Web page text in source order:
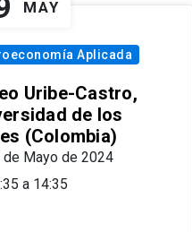
MAY
Aplicada
Uribe-Castro,
de los
(Colombia)
de Mayo de 2024
a 14:35